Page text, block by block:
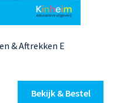
& Aftrekken E
Bekijk & Bestel